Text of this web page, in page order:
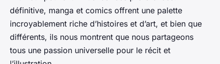
définitive, manga et comics offrent une palette
incroyablement riche d’histoires et d’art, et bien que
différents, ils nous montrent que nous partageons
tous une passion universelle pour le récit et